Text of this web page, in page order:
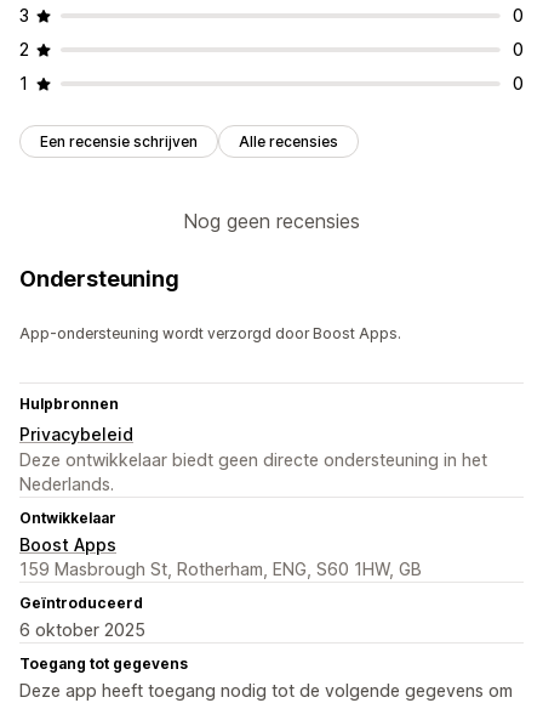
3
0
2
0
1
0
Een recensie schrijven Alle recensies
Nog geen recensies
Ondersteuning
App-ondersteuning wordt verzorgd door Boost Apps.
Hulpbronnen
Privacybeleid
Deze ontwikkelaar biedt geen directe ondersteuning in het
Nederlands.
Ontwikkelaar
Boost Apps
159 Masbrough St, Rotherham, ENG, S60 1HW, GB
Geïntroduceerd
6 oktober 2025
Toegang tot gegevens
Deze app heeft toegang nodig tot de volgende gegevens om